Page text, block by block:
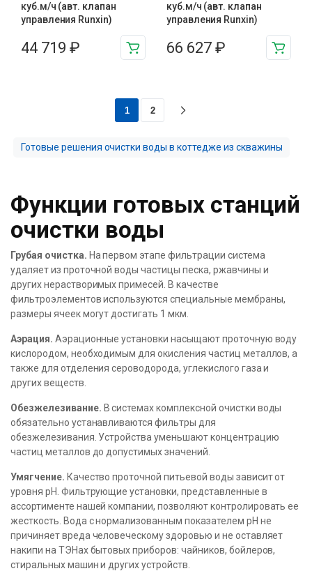
куб.м/ч (авт. клапан
управления Runxin)
44 719 ₽
куб.м/ч (авт. клапан
управления Runxin)
66 627 ₽
1 2
Готовые решения очистки воды в коттедже из скважины
Функции готовых станций
очистки воды
Грубая очистка. На первом этапе фильтрации система
удаляет из проточной воды частицы песка, ржавчины и
других нерастворимых примесей. В качестве
фильтроэлементов используются специальные мембраны,
размеры ячеек могут достигать 1 мкм.
Аэрация. Аэрационные установки насыщают проточную воду
кислородом, необходимым для окисления частиц металлов, а
также для отделения сероводорода, углекислого газа и
других веществ.
Обезжелезивание. В системах комплексной очистки воды
обязательно устанавливаются фильтры для
обезжелезивания. Устройства уменьшают концентрацию
частиц металлов до допустимых значений.
Умягчение. Качество проточной питьевой воды зависит от
уровня pH. Фильтрующие установки, представленные в
ассортименте нашей компании, позволяют контролировать ее
жесткость. Вода с нормализованным показателем pH не
причиняет вреда человеческому здоровью и не оставляет
накипи на ТЭНах бытовых приборов: чайников, бойлеров,
стиральных машин и других устройств.